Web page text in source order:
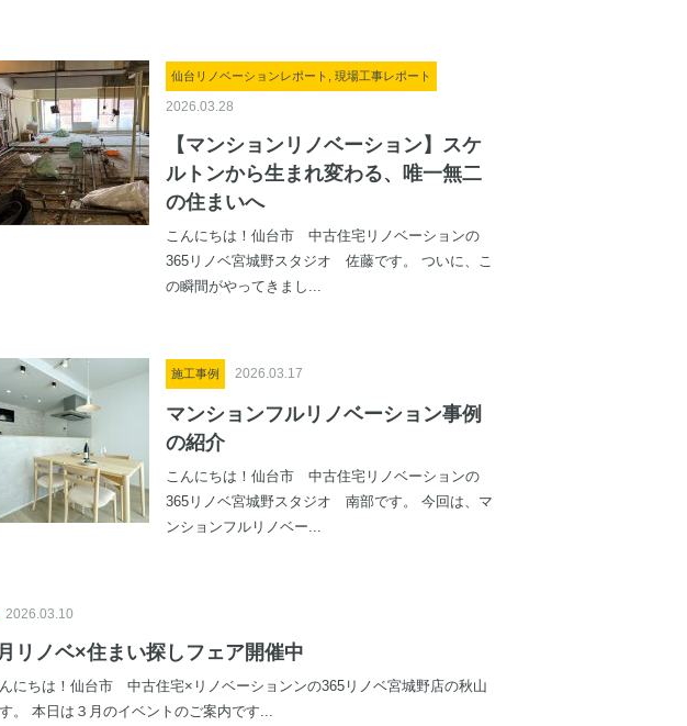
仙台リノベーションレポート, 現場工事レポート
2026.03.28
【マンションリノベーション】スケ
ルトンから生まれ変わる、唯一無二
の住まいへ
こんにちは！仙台市 中古住宅リノベーションの
365リノベ宮城野スタジオ 佐藤です。 ついに、こ
の瞬間がやってきまし...
施工事例 2026.03.17
マンションフルリノベーション事例
の紹介
こんにちは！仙台市 中古住宅リノベーションの
365リノベ宮城野スタジオ 南部です。 今回は、マ
ンションフルリノベー...
2026.03.10
リノベ×住まい探しフェア開催中
にちは！仙台市 中古住宅×リノベーションンの365リノベ宮城野店の秋山
。 本日は３月のイベントのご案内です...